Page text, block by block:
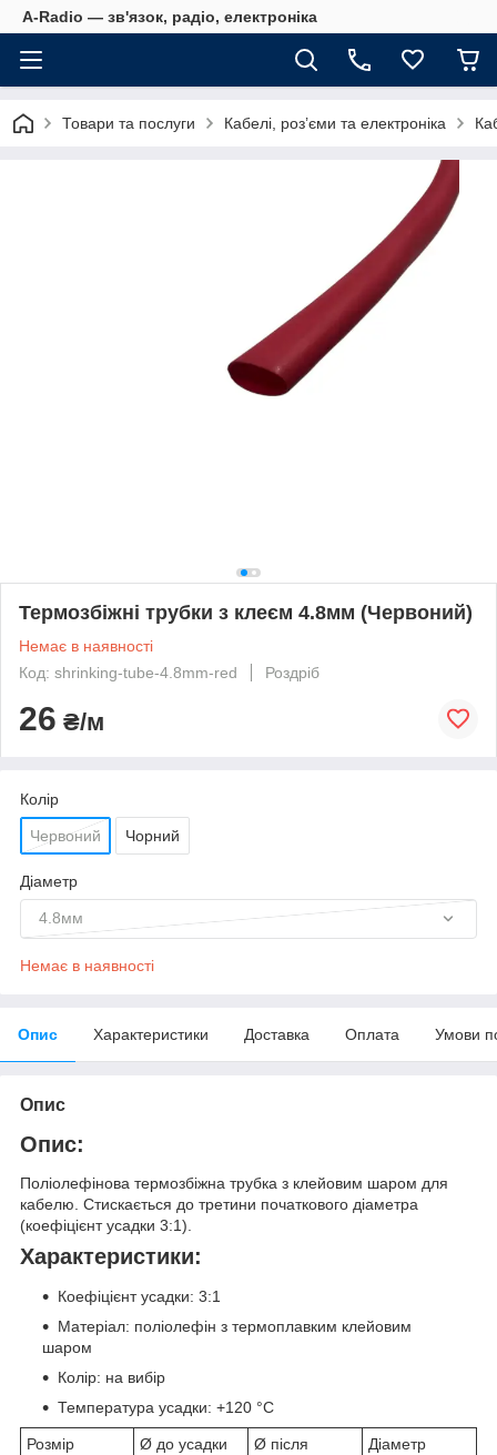
A-Radio — зв'язок, радіо, електроніка
Товари та послуги Кабелі, роз’єми та електроніка
Термозбіжні трубки з клеєм 4.8мм (Червоний)
Немає в наявності
Код: shrinking-tube-4.8mm-red
Роздріб
26 ₴/м
Колір
Червоний Чорний
Діаметр
4.8мм
Немає в наявності
Опис Характеристики Доставка Оплата Умови
Опис
Опис:
Поліолефінова термозбіжна трубка з клейовим шаром для
кабелю. Стискається до третини початкового діаметра
(коефіцієнт усадки 3:1).
Характеристики:
Коефіцієнт усадки: 3:1
Матеріал: поліолефін з термоплавким клейовим
шаром
Колір: на вибір
Температура усадки: +120 °C
Розмір Ø до усадки
Ø після
Діаметр